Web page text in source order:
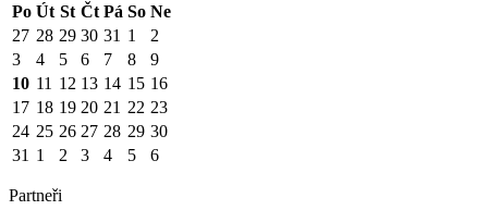
Po Út St Čt Pá So Ne
27 28 29 30 31 1
2
3
4 5 6 7 8
9
10 11 12 13 14 15 16
17 18 19 20 21 22 23
24 25 26 27 28 29 30
31 1 2 3 4 5 6
Partneři